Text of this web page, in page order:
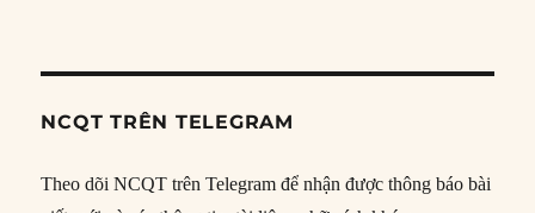
NCQT TRÊN TELEGRAM
Theo dõi NCQT trên Telegram để nhận được thông báo bài